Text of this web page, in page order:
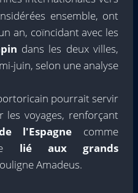
ensemble, ont
an, coïncidant avec les
dans les deux villes,
juin, selon une analyse
pourrait servir
voyages, renforçant
l'Espagne comme
lié aux grands
Amadeus.